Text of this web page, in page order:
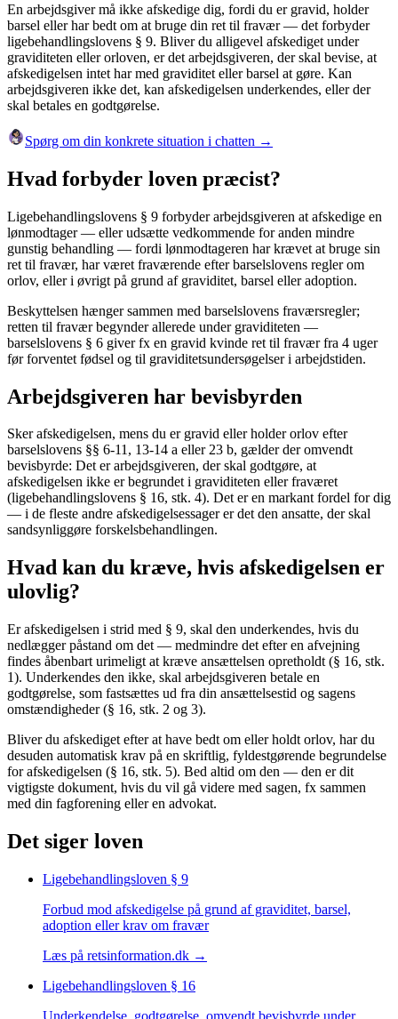
En arbejdsgiver må ikke afskedige dig, fordi du er gravid, holder
barsel eller har bedt om at bruge din ret til fravær — det forbyder
ligebehandlingslovens § 9. Bliver du alligevel afskediget under
graviditeten eller orloven, er det arbejdsgiveren, der skal bevise, at
afskedigelsen intet har med graviditet eller barsel at gøre. Kan
arbejdsgiveren ikke det, kan afskedigelsen underkendes, eller der
skal betales en godtgørelse.
Spørg om din konkrete situation i chatten →
Hvad forbyder loven præcist?
Ligebehandlingslovens § 9 forbyder arbejdsgiveren at afskedige en
lønmodtager — eller udsætte vedkommende for anden mindre
gunstig behandling — fordi lønmodtageren har krævet at bruge sin
ret til fravær, har været fraværende efter barselslovens regler om
orlov, eller i øvrigt på grund af graviditet, barsel eller adoption.
Beskyttelsen hænger sammen med barselslovens fraværsregler;
retten til fravær begynder allerede under graviditeten —
barselslovens § 6 giver fx en gravid kvinde ret til fravær fra 4 uger
før forventet fødsel og til graviditetsundersøgelser i arbejdstiden.
Arbejdsgiveren har bevisbyrden
Sker afskedigelsen, mens du er gravid eller holder orlov efter
barselslovens §§ 6-11, 13-14 a eller 23 b, gælder der omvendt
bevisbyrde: Det er arbejdsgiveren, der skal godtgøre, at
afskedigelsen ikke er begrundet i graviditeten eller fraværet
(ligebehandlingslovens § 16, stk. 4). Det er en markant fordel for dig
— i de fleste andre afskedigelsessager er det den ansatte, der skal
sandsynliggøre forskelsbehandlingen.
Hvad kan du kræve, hvis afskedigelsen er
ulovlig?
Er afskedigelsen i strid med § 9, skal den underkendes, hvis du
nedlægger påstand om det — medmindre det efter en afvejning
findes åbenbart urimeligt at kræve ansættelsen opretholdt (§ 16, stk.
1). Underkendes den ikke, skal arbejdsgiveren betale en
godtgørelse, som fastsættes ud fra din ansættelsestid og sagens
omstændigheder (§ 16, stk. 2 og 3).
Bliver du afskediget efter at have bedt om eller holdt orlov, har du
desuden automatisk krav på en skriftlig, fyldestgørende begrundelse
for afskedigelsen (§ 16, stk. 5). Bed altid om den — den er dit
vigtigste dokument, hvis du vil gå videre med sagen, fx sammen
med din fagforening eller en advokat.
Det siger loven
Ligebehandlingsloven § 9
Forbud mod afskedigelse på grund af graviditet, barsel,
adoption eller krav om fravær
Læs på retsinformation.dk →
Ligebehandlingsloven § 16
Underkendelse, godtgørelse, omvendt bevisbyrde under